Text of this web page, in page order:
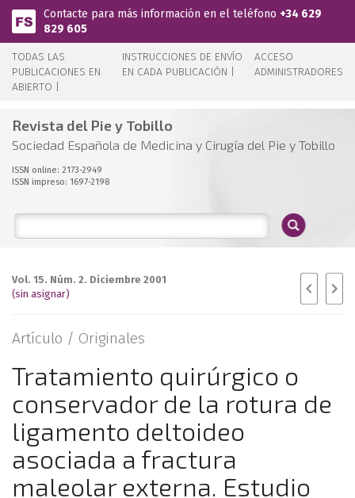
Pasar al contenido principal
Contacte para más información en el teléfono +34 629
829 605
TODAS LAS
PUBLICACIONES EN
ABIERTO |
INSTRUCCIONES DE ENVÍO
EN CADA PUBLICACIÓN |
ACCESO
ADMINISTRADORES
Revista del Pie y Tobillo
Sociedad Española de Medicina y Cirugía del Pie y Tobillo
ISSN online: 2173-2949
ISSN impreso: 1697-2198
Vol. 15. Núm. 2. Diciembre 2001
(sin asignar)
Artículo / Originales
Tratamiento quirúrgico o
conservador de la rotura de
ligamento deltoideo
asociada a fractura
maleolar externa. Estudio